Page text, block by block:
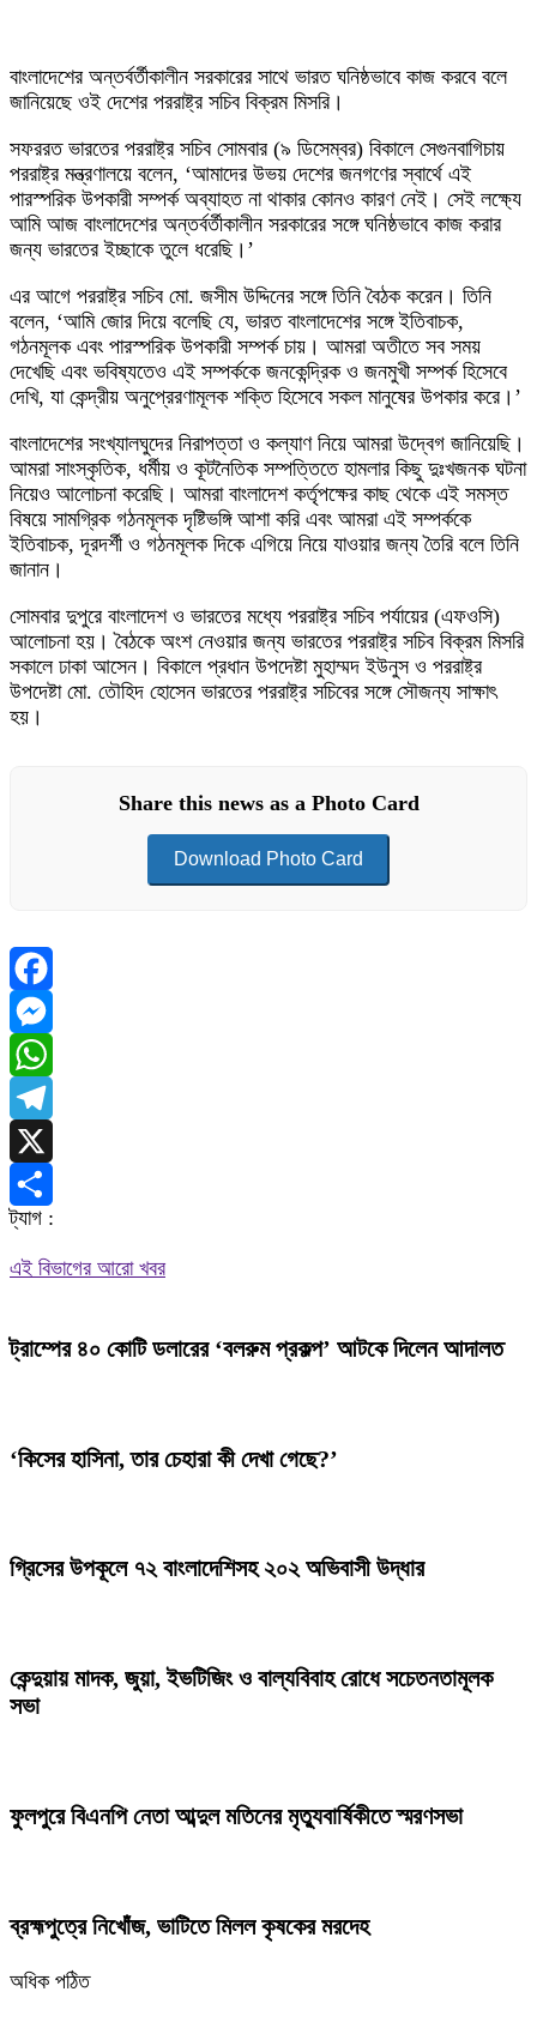
বাংলাদেশের অন্তর্বর্তীকালীন সরকারের সাথে ভারত ঘনিষ্ঠভাবে কাজ করবে বলে
জানিয়েছে ওই দেশের পররাষ্ট্র সচিব বিক্রম মিসরি।
সফররত ভারতের পররাষ্ট্র সচিব সোমবার (৯ ডিসেম্বর) বিকালে সেগুনবাগিচায়
পররাষ্ট্র মন্ত্রণালয়ে বলেন, ‘আমাদের উভয় দেশের জনগণের স্বার্থে এই
পারস্পরিক উপকারী সম্পর্ক অব্যাহত না থাকার কোনও কারণ নেই। সেই লক্ষ্যে
আমি আজ বাংলাদেশের অন্তর্বর্তীকালীন সরকারের সঙ্গে ঘনিষ্ঠভাবে কাজ করার
জন্য ভারতের ইচ্ছাকে তুলে ধরেছি।’
এর আগে পররাষ্ট্র সচিব মো. জসীম উদ্দিনের সঙ্গে তিনি বৈঠক করেন। তিনি
বলেন, ‘আমি জোর দিয়ে বলেছি যে, ভারত বাংলাদেশের সঙ্গে ইতিবাচক,
গঠনমূলক এবং পারস্পরিক উপকারী সম্পর্ক চায়। আমরা অতীতে সব সময়
দেখেছি এবং ভবিষ্যতেও এই সম্পর্ককে জনকেন্দ্রিক ও জনমুখী সম্পর্ক হিসেবে
দেখি, যা কেন্দ্রীয় অনুপ্রেরণামূলক শক্তি হিসেবে সকল মানুষের উপকার করে।’
বাংলাদেশের সংখ্যালঘুদের নিরাপত্তা ও কল্যাণ নিয়ে আমরা উদ্বেগ জানিয়েছি।
আমরা সাংস্কৃতিক, ধর্মীয় ও কূটনৈতিক সম্পত্তিতে হামলার কিছু দুঃখজনক ঘটনা
নিয়েও আলোচনা করেছি। আমরা বাংলাদেশ কর্তৃপক্ষের কাছ থেকে এই সমস্ত
বিষয়ে সামগ্রিক গঠনমূলক দৃষ্টিভঙ্গি আশা করি এবং আমরা এই সম্পর্ককে
ইতিবাচক, দূরদর্শী ও গঠনমূলক দিকে এগিয়ে নিয়ে যাওয়ার জন্য তৈরি বলে তিনি
জানান।
সোমবার দুপুরে বাংলাদেশ ও ভারতের মধ্যে পররাষ্ট্র সচিব পর্যায়ের (এফওসি)
আলোচনা হয়। বৈঠকে অংশ নেওয়ার জন্য ভারতের পররাষ্ট্র সচিব বিক্রম মিসরি
সকালে ঢাকা আসেন। বিকালে প্রধান উপদেষ্টা মুহাম্মদ ইউনুস ও পররাষ্ট্র
উপদেষ্টা মো. তৌহিদ হোসেন ভারতের পররাষ্ট্র সচিবের সঙ্গে সৌজন্য সাক্ষাৎ
হয়।
Share this news as a Photo Card
Download Photo Card
Facebook
Messenger
WhatsApp
Telegram
X
Share
ট্যাগ :
এই বিভাগের আরো খবর
ট্রাম্পের ৪০ কোটি ডলারের ‘বলরুম প্রকল্প’ আটকে দিলেন আদালত
‘কিসের হাসিনা, তার চেহারা কী দেখা গেছে?’
গ্রিসের উপকূলে ৭২ বাংলাদেশিসহ ২০২ অভিবাসী উদ্ধার
কেন্দুয়ায় মাদক, জুয়া, ইভটিজিং ও বাল্যবিবাহ রোধে সচেতনতামূলক
সভা
ফুলপুরে বিএনপি নেতা আব্দুল মতিনের মৃত্যুবার্ষিকীতে স্মরণসভা
ব্রহ্মপুত্রে নিখোঁজ, ভাটিতে মিলল কৃষকের মরদেহ
অধিক পঠিত